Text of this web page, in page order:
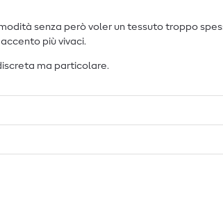
senza però voler un tessuto troppo
più vivaci.
ma particolare.